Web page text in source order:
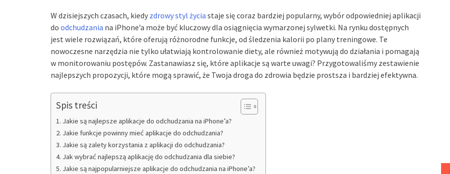
W dzisiejszych czasach, kiedy zdrowy styl życia staje się coraz bardziej popularny, wybór odpowiedniej aplikacji
do odchudzania na iPhone’a może być kluczowy dla osiągnięcia wymarzonej sylwetki. Na rynku dostępnych
jest wiele rozwiązań, które oferują różnorodne funkcje, od śledzenia kalorii po plany treningowe. Te
nowoczesne narzędzia nie tylko ułatwiają kontrolowanie diety, ale również motywują do działania i pomagają
w monitorowaniu postępów. Zastanawiasz się, które aplikacje są warte uwagi? Przygotowaliśmy zestawienie
najlepszych propozycji, które mogą sprawić, że Twoja droga do zdrowia będzie prostsza i bardziej efektywna.
Spis treści
Jakie są najlepsze aplikacje do odchudzania na iPhone’a?
Jakie funkcje powinny mieć aplikacje do odchudzania?
Jakie są zalety korzystania z aplikacji do odchudzania?
Jak wybrać najlepszą aplikację do odchudzania dla siebie?
Jakie są najpopularniejsze aplikacje do odchudzania na iPhone’a?